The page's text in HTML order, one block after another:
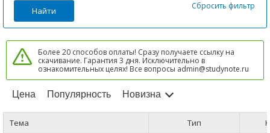
Найти Сбросить фильтр
Более 20 способов оплаты! Сразу получаете ссылку на
скачивание. Гарантия 3 дня. Исключительно в
ознакомительных целях! Все вопросы admin@studynote.ru
Цена Популярность Новизна
Тема Тип